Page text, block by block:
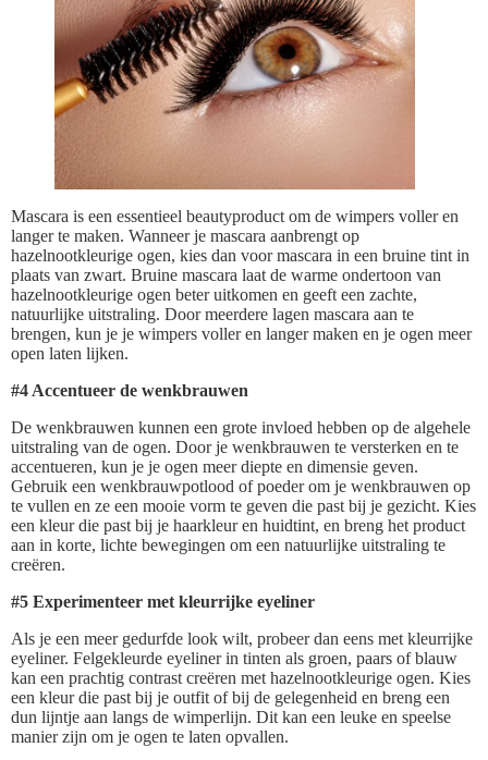
Mascara is een essentieel beautyproduct om de wimpers voller en
langer te maken. Wanneer je mascara aanbrengt op
hazelnootkleurige ogen, kies dan voor mascara in een bruine tint in
plaats van zwart. Bruine mascara laat de warme ondertoon van
hazelnootkleurige ogen beter uitkomen en geeft een zachte,
natuurlijke uitstraling. Door meerdere lagen mascara aan te
brengen, kun je je wimpers voller en langer maken en je ogen meer
open laten lijken.
#4 Accentueer de wenkbrauwen
De wenkbrauwen kunnen een grote invloed hebben op de algehele
uitstraling van de ogen. Door je wenkbrauwen te versterken en te
accentueren, kun je je ogen meer diepte en dimensie geven.
Gebruik een wenkbrauwpotlood of poeder om je wenkbrauwen op
te vullen en ze een mooie vorm te geven die past bij je gezicht. Kies
een kleur die past bij je haarkleur en huidtint, en breng het product
aan in korte, lichte bewegingen om een natuurlijke uitstraling te
creëren.
#5 Experimenteer met kleurrijke eyeliner
Als je een meer gedurfde look wilt, probeer dan eens met kleurrijke
eyeliner. Felgekleurde eyeliner in tinten als groen, paars of blauw
kan een prachtig contrast creëren met hazelnootkleurige ogen. Kies
een kleur die past bij je outfit of bij de gelegenheid en breng een
dun lijntje aan langs de wimperlijn. Dit kan een leuke en speelse
manier zijn om je ogen te laten opvallen.